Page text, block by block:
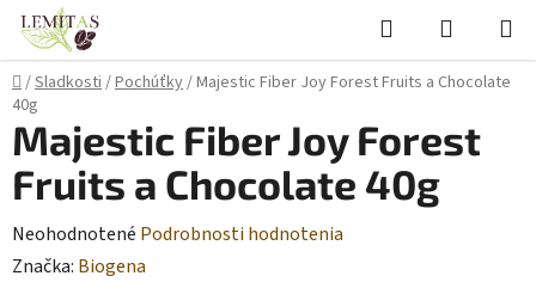
Prejsť
obsah
Hľadať
KOŠÍK
Domov
/Sladkosti/Pochúťky/Majestic Fiber Joy Forest Fruits a Chocolate
40g
Majestic Fiber Joy Forest
Fruits a Chocolate 40g
Priemerné
hodnotenie
Neohodnotené Podrobnosti hodnotenia
Značka: Biogena